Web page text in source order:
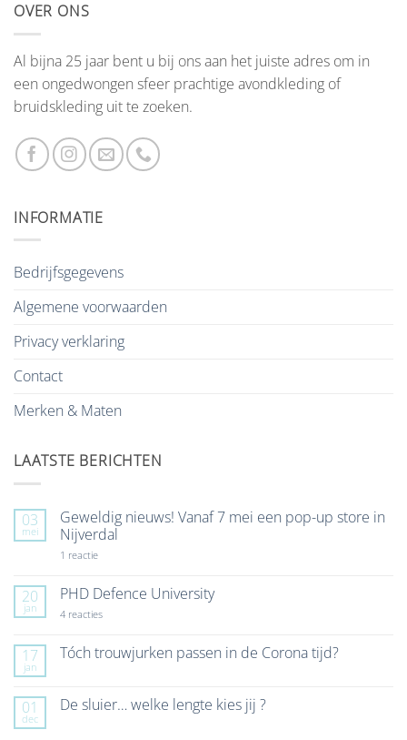
OVER ONS
Al bijna 25 jaar bent u bij ons aan het juiste adres om in
een ongedwongen sfeer prachtige avondkleding of
bruidskleding uit te zoeken.
INFORMATIE
Bedrijfsgegevens
Algemene voorwaarden
Privacy verklaring
Contact
Merken & Maten
LAATSTE BERICHTEN
03
mei
Geweldig nieuws! Vanaf 7 mei een pop-up store in
Nijverdal
1 reactieop
Vanaf
7
mei
up
store
20
jan
PHD Defence University
4 reactiesop
University
17
jan
Tóch trouwjurken passen in de Corona tijd?
Tóch
01
dec
De sluier… welke lengte kies jij ?